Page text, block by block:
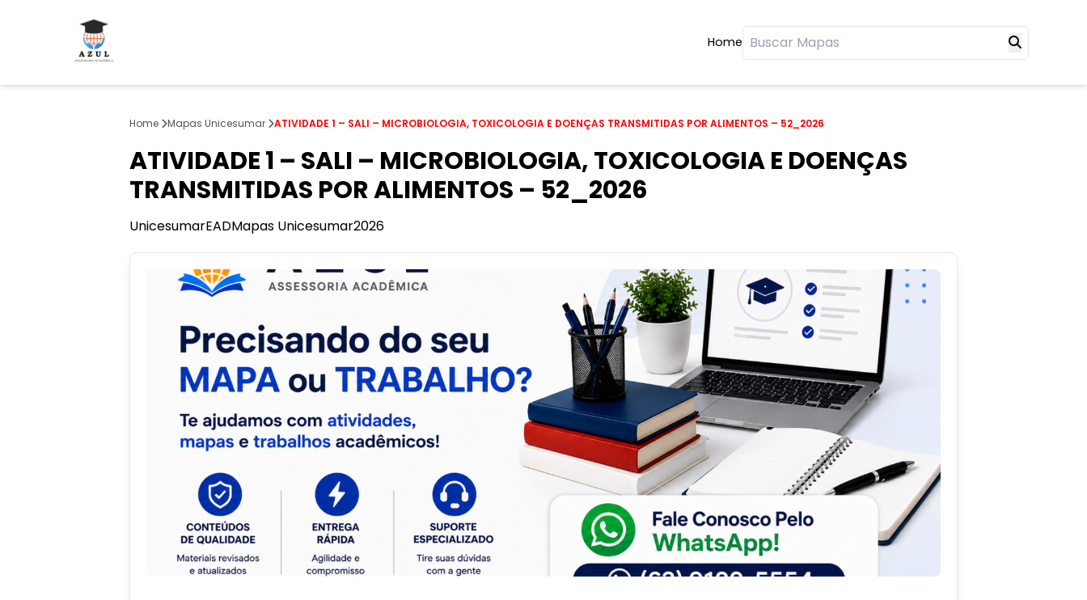
Home
Home Mapas Unicesumar ATIVIDADE 1 – SALI – MICROBIOLOGIA, TOXICOLOGIA E DOENÇAS TRANSMITIDAS POR ALIMENTOS – 52_2026
ATIVIDADE 1 – SALI – MICROBIOLOGIA, TOXICOLOGIA E DOENÇAS
TRANSMITIDAS POR ALIMENTOS – 52_2026
UnicesumarEADMapas Unicesumar2026